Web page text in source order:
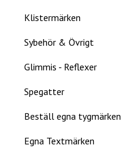
Klistermärken
Sybehör & Övrigt
Glimmis - Reflexer
Spegatter
Beställ egna tygmärken
Egna Textmärken